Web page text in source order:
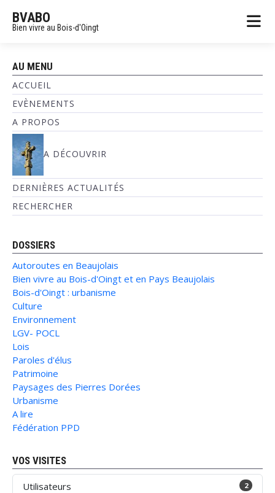
BVABO
Bien vivre au Bois-d'Oingt
AU MENU
ACCUEIL
EVÈNEMENTS
A PROPOS
A DÉCOUVRIR
DERNIÈRES ACTUALITÉS
RECHERCHER
DOSSIERS
Autoroutes en Beaujolais
Bien vivre au Bois-d'Oingt et en Pays Beaujolais
Bois-d'Oingt : urbanisme
Culture
Environnement
LGV- POCL
Lois
Paroles d'élus
Patrimoine
Paysages des Pierres Dorées
Urbanisme
A lire
Fédération PPD
VOS VISITES
Utilisateurs 2